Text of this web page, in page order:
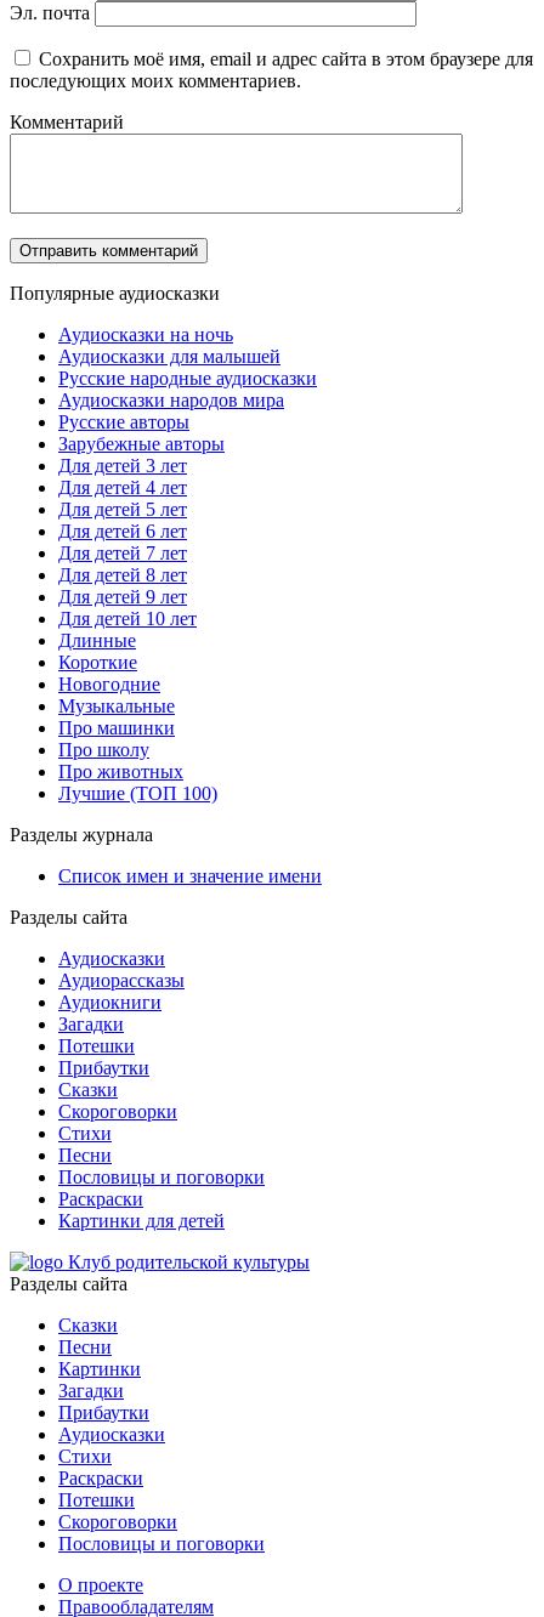
Эл. почта
Сохранить моё имя, email и адрес сайта в этом браузере для
последующих моих комментариев.
Комментарий
Популярные аудиосказки
Аудиосказки на ночь
Аудиосказки для малышей
Русские народные аудиосказки
Аудиосказки народов мира
Русские авторы
Зарубежные авторы
Для детей 3 лет
Для детей 4 лет
Для детей 5 лет
Для детей 6 лет
Для детей 7 лет
Для детей 8 лет
Для детей 9 лет
Для детей 10 лет
Длинные
Короткие
Новогодние
Музыкальные
Про машинки
Про школу
Про животных
Лучшие (ТОП 100)
Разделы журнала
Список имен и значение имени
Разделы сайта
Аудиосказки
Аудиорассказы
Аудиокниги
Загадки
Потешки
Прибаутки
Сказки
Скороговорки
Стихи
Песни
Пословицы и поговорки
Раскраски
Картинки для детей
Клуб родительской культуры
Разделы сайта
Сказки
Песни
Картинки
Загадки
Прибаутки
Аудиосказки
Стихи
Раскраски
Потешки
Скороговорки
Пословицы и поговорки
О проекте
Правообладателям